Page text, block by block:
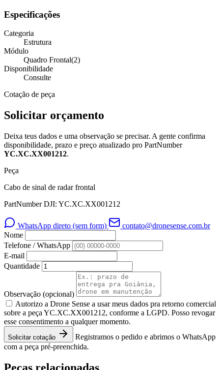
Especificações
Categoria
Estrutura
Módulo
Quadro Frontal(2)
Disponibilidade
Consulte
Cotação de peça
Solicitar orçamento
Deixa teus dados e uma observação se precisar. A gente confirma
disponibilidade, prazo e preço atualizado pro PartNumber
YC.XC.XX001212.
Peça
Cabo de sinal de radar frontal
PartNumber DJI: YC.XC.XX001212
WhatsApp direto (sem form)
contato@dronesense.com.br
Nome
Telefone / WhatsApp
E-mail
Quantidade
Observação (opcional)
Autorizo a Drone Sense a usar meus dados pra retorno comercial
sobre a peça YC.XC.XX001212, conforme a LGPD. Posso revogar
esse consentimento a qualquer momento.
Solicitar cotação
Registramos o pedido e abrimos o WhatsApp
com a peça pré-preenchida.